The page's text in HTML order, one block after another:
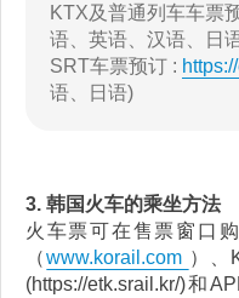
KTX及普通列车车票
语、英语、汉语、日
SRT车票预订 :
语、日语)
3. 韩国火车的乘坐方法
火车票可在售票窗口
（www.korail.com ）、
(https://etk.srail.kr/)和